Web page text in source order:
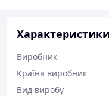
Виробник
Країна виробник
Вид виробу